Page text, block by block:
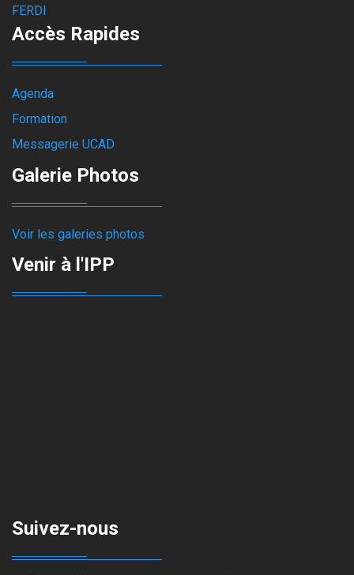
FERDI
Accès Rapides
Agenda
Formation
Messagerie UCAD
Galerie Photos
Voir les galeries photos
Venir à l'IPP
Suivez-nous